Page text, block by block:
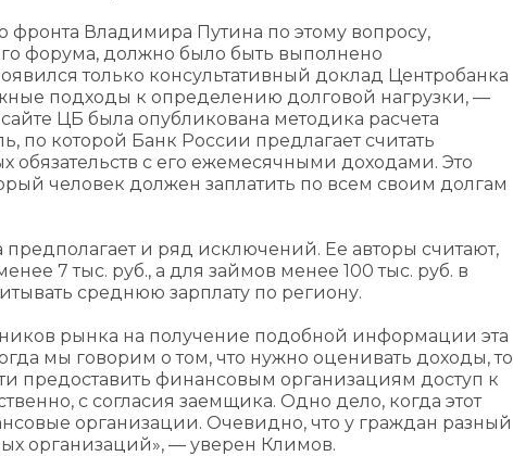
Владимира Путина по этому вопросу,
форума, должно было быть выполнено
только консультативный доклад Центробанка
подходы к определению долговой нагрузки, —
ЦБ была опубликована методика расчета
по которой Банк России предлагает считать
с его ежемесячными доходами. Это
человек должен заплатить по всем своим долгам
и ряд исключений. Ее авторы считают,
7 тыс. руб., а для займов менее 100 тыс. руб. в
среднюю зарплату по региону.
рынка на получение подобной информации эта
мы говорим о том, что нужно оценивать доходы, то
предоставить финансовым организациям доступ к
с согласия заемщика. Одно дело, когда этот
организации. Очевидно, что у граждан разный
организаций», — уверен Климов.